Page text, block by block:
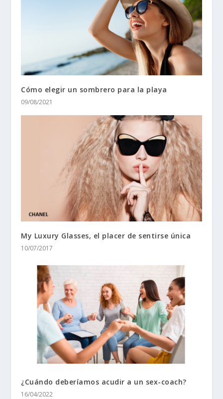
Cómo elegir un sombrero para la playa
09/08/2021
My Luxury Glasses, el placer de sentirse única
10/07/2017
¿Cuándo deberíamos acudir a un sex-coach?
16/04/2022